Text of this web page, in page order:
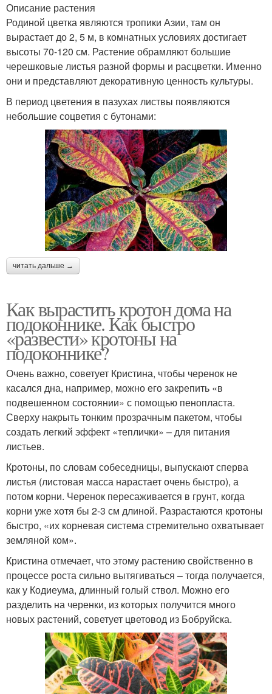
Описание растения
Родиной цветка являются тропики Азии, там он
вырастает до 2, 5 м, в комнатных условиях достигает
высоты 70-120 см. Растение обрамляют большие
черешковые листья разной формы и расцветки. Именно
они и представляют декоративную ценность культуры.
В период цветения в пазухах листвы появляются
небольшие соцветия с бутонами:
читать дальше →
Как вырастить кротон дома на
подоконнике. Как быстро
«развести» кротоны на
подоконнике?
Очень важно, советует Кристина, чтобы черенок не
касался дна, например, можно его закрепить «в
подвешенном состоянии» с помощью пенопласта.
Сверху накрыть тонким прозрачным пакетом, чтобы
создать легкий эффект «теплички» – для питания
листьев.
Кротоны, по словам собеседницы, выпускают сперва
листья (листовая масса нарастает очень быстро), а
потом корни. Черенок пересаживается в грунт, когда
корни уже хотя бы 2-3 см длиной. Разрастаются кротоны
быстро, «их корневая система стремительно охватывает
земляной ком».
Кристина отмечает, что этому растению свойственно в
процессе роста сильно вытягиваться – тогда получается,
как у Кодиеума, длинный голый ствол. Можно его
разделить на черенки, из которых получится много
новых растений, советует цветовод из Бобруйска.